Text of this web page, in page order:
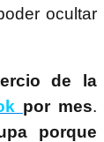
ocultar
de la
por mes.
porque